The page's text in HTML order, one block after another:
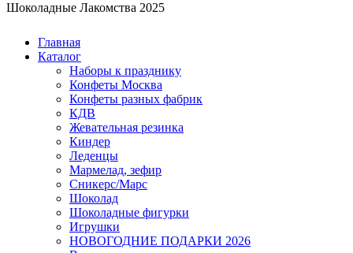
Шоколадные Лакомства 2025
Главная
Каталог
Наборы к празднику
Конфеты Москва
Конфеты разных фабрик
КДВ
Жевательная резинка
Киндер
Леденцы
Мармелад, зефир
Сникерс/Марс
Шоколад
Шоколадные фигурки
Игрушки
НОВОГОДНИЕ ПОДАРКИ 2026